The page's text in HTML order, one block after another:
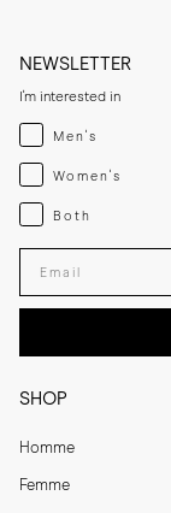
SHOP
Homme
Femme
NEWSLETTER
I'm interested in
Menswear
Men's
Womenswear
Women's
Both
Both